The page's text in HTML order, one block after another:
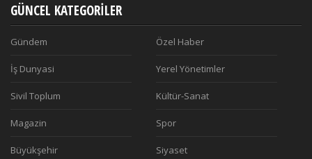
GÜNCEL KATEGORILER
Gündem Özel Haber
İş Dunyasi Yerel Yönetimler
Sivil Toplum Kültür-Sanat
Magazin Spor
Büyükşehir Siyaset